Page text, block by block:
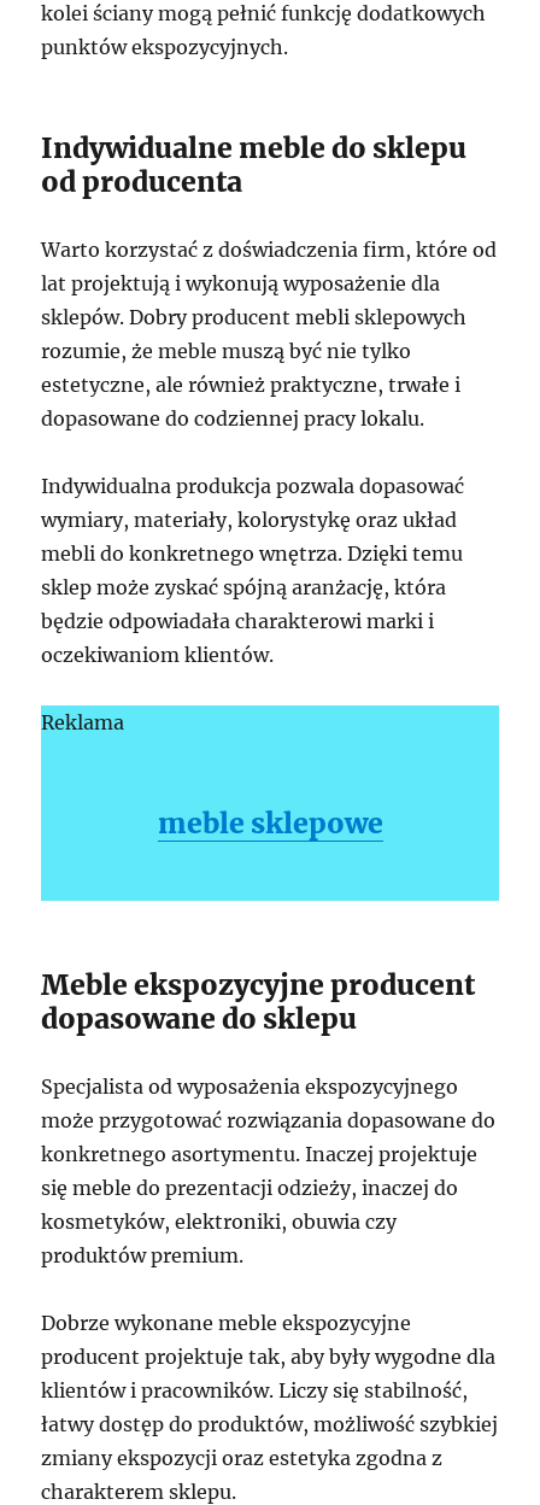
kolei ściany mogą pełnić funkcję dodatkowych
punktów ekspozycyjnych.
Indywidualne meble do sklepu
od producenta
Warto korzystać z doświadczenia firm, które od
lat projektują i wykonują wyposażenie dla
sklepów. Dobry producent mebli sklepowych
rozumie, że meble muszą być nie tylko
estetyczne, ale również praktyczne, trwałe i
dopasowane do codziennej pracy lokalu.
Indywidualna produkcja pozwala dopasować
wymiary, materiały, kolorystykę oraz układ
mebli do konkretnego wnętrza. Dzięki temu
sklep może zyskać spójną aranżację, która
będzie odpowiadała charakterowi marki i
oczekiwaniom klientów.
Reklama
meble sklepowe
Meble ekspozycyjne producent
dopasowane do sklepu
Specjalista od wyposażenia ekspozycyjnego
może przygotować rozwiązania dopasowane do
konkretnego asortymentu. Inaczej projektuje
się meble do prezentacji odzieży, inaczej do
kosmetyków, elektroniki, obuwia czy
produktów premium.
Dobrze wykonane meble ekspozycyjne
producent projektuje tak, aby były wygodne dla
klientów i pracowników. Liczy się stabilność,
łatwy dostęp do produktów, możliwość szybkiej
zmiany ekspozycji oraz estetyka zgodna z
charakterem sklepu.